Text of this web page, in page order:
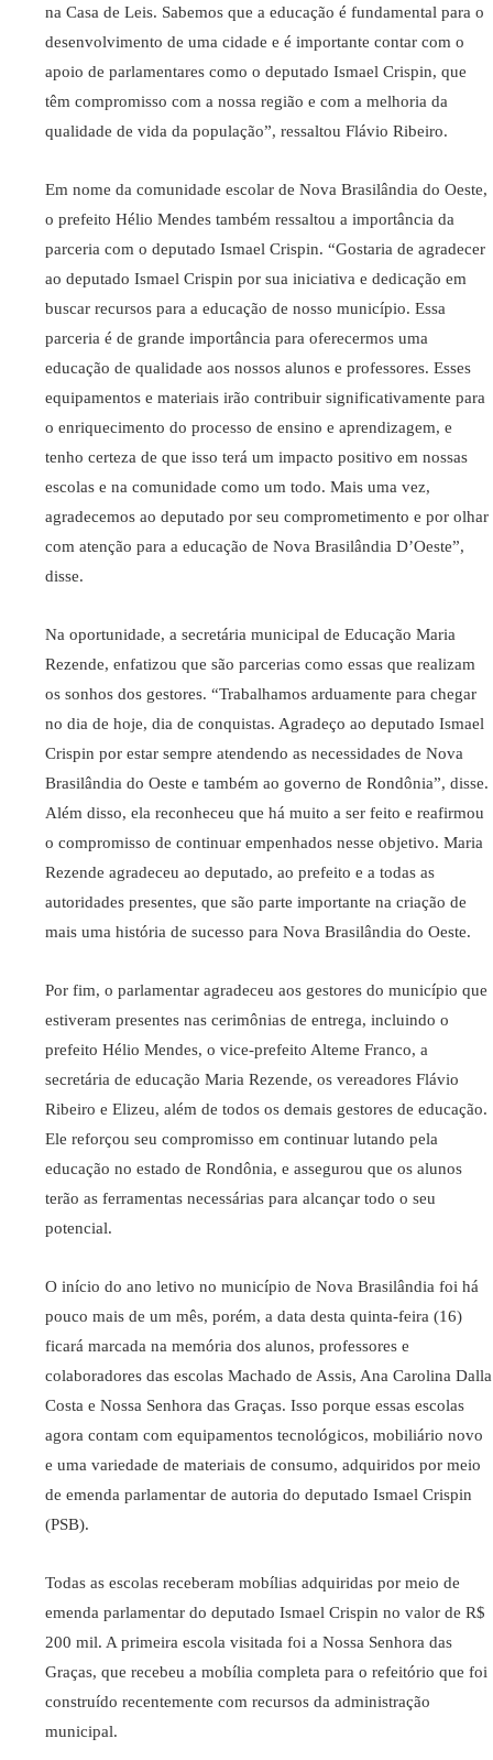
na Casa de Leis. Sabemos que a educação é fundamental para o
desenvolvimento de uma cidade e é importante contar com o
apoio de parlamentares como o deputado Ismael Crispin, que
têm compromisso com a nossa região e com a melhoria da
qualidade de vida da população”, ressaltou Flávio Ribeiro.
Em nome da comunidade escolar de Nova Brasilândia do Oeste,
o prefeito Hélio Mendes também ressaltou a importância da
parceria com o deputado Ismael Crispin. “Gostaria de agradecer
ao deputado Ismael Crispin por sua iniciativa e dedicação em
buscar recursos para a educação de nosso município. Essa
parceria é de grande importância para oferecermos uma
educação de qualidade aos nossos alunos e professores. Esses
equipamentos e materiais irão contribuir significativamente para
o enriquecimento do processo de ensino e aprendizagem, e
tenho certeza de que isso terá um impacto positivo em nossas
escolas e na comunidade como um todo. Mais uma vez,
agradecemos ao deputado por seu comprometimento e por olhar
com atenção para a educação de Nova Brasilândia D’Oeste”,
disse.
Na oportunidade, a secretária municipal de Educação Maria
Rezende, enfatizou que são parcerias como essas que realizam
os sonhos dos gestores. “Trabalhamos arduamente para chegar
no dia de hoje, dia de conquistas. Agradeço ao deputado Ismael
Crispin por estar sempre atendendo as necessidades de Nova
Brasilândia do Oeste e também ao governo de Rondônia”, disse.
Além disso, ela reconheceu que há muito a ser feito e reafirmou
o compromisso de continuar empenhados nesse objetivo. Maria
Rezende agradeceu ao deputado, ao prefeito e a todas as
autoridades presentes, que são parte importante na criação de
mais uma história de sucesso para Nova Brasilândia do Oeste.
Por fim, o parlamentar agradeceu aos gestores do município que
estiveram presentes nas cerimônias de entrega, incluindo o
prefeito Hélio Mendes, o vice-prefeito Alteme Franco, a
secretária de educação Maria Rezende, os vereadores Flávio
Ribeiro e Elizeu, além de todos os demais gestores de educação.
Ele reforçou seu compromisso em continuar lutando pela
educação no estado de Rondônia, e assegurou que os alunos
terão as ferramentas necessárias para alcançar todo o seu
potencial.
O início do ano letivo no município de Nova Brasilândia foi há
pouco mais de um mês, porém, a data desta quinta-feira (16)
ficará marcada na memória dos alunos, professores e
colaboradores das escolas Machado de Assis, Ana Carolina Dalla
Costa e Nossa Senhora das Graças. Isso porque essas escolas
agora contam com equipamentos tecnológicos, mobiliário novo
e uma variedade de materiais de consumo, adquiridos por meio
de emenda parlamentar de autoria do deputado Ismael Crispin
(PSB).
Todas as escolas receberam mobílias adquiridas por meio de
emenda parlamentar do deputado Ismael Crispin no valor de R$
200 mil. A primeira escola visitada foi a Nossa Senhora das
Graças, que recebeu a mobília completa para o refeitório que foi
construído recentemente com recursos da administração
municipal.